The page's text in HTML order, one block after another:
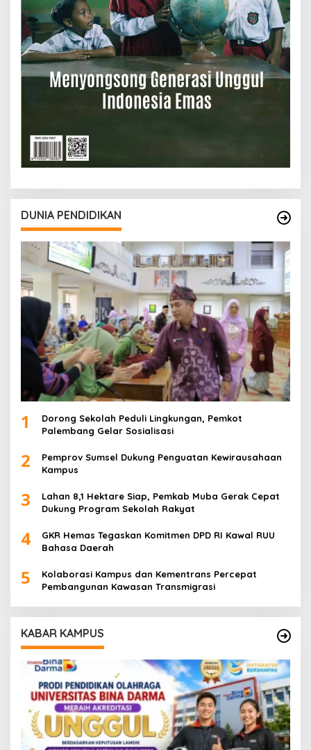
DUNIA PENDIDIKAN
1
Dorong Sekolah Peduli Lingkungan, Pemkot
Palembang Gelar Sosialisasi
2
Pemprov Sumsel Dukung Penguatan Kewirausahaan
Kampus
3
Lahan 8,1 Hektare Siap, Pemkab Muba Gerak Cepat
Dukung Program Sekolah Rakyat
4
GKR Hemas Tegaskan Komitmen DPD RI Kawal RUU
Bahasa Daerah
5
Kolaborasi Kampus dan Kementrans Percepat
Pembangunan Kawasan Transmigrasi
KABAR KAMPUS